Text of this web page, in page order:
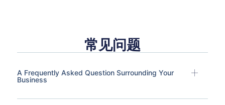
常见问题
A Frequently Asked Question Surrounding Your
Business